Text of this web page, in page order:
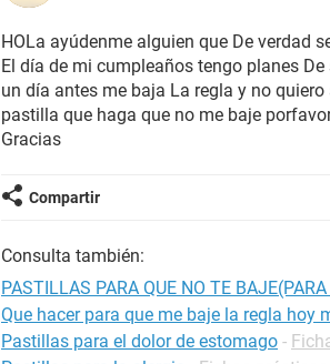
HOLa ayúdenme alguien que De verdad
El día de mi cumpleaños tengo planes
un día antes me baja La regla y no
pastilla que haga que no me baje
Gracias
Compartir
Consulta también:
PASTILLAS PARA QUE NO TE
Que hacer para que me baje la regla hoy
Pastillas para el dolor de estomago -